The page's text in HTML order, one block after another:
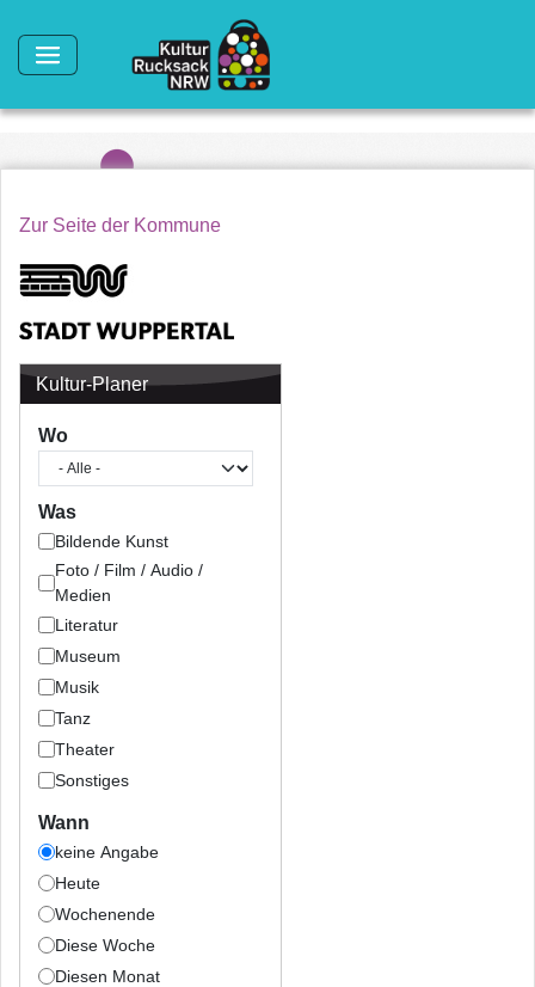
Zur Seite der Kommune
Kultur-Planer
Wo
Was
Bildende Kunst
Foto / Film / Audio /
Medien
Literatur
Museum
Musik
Tanz
Theater
Sonstiges
Wann
keine Angabe
Heute
Wochenende
Diese Woche
Diesen Monat